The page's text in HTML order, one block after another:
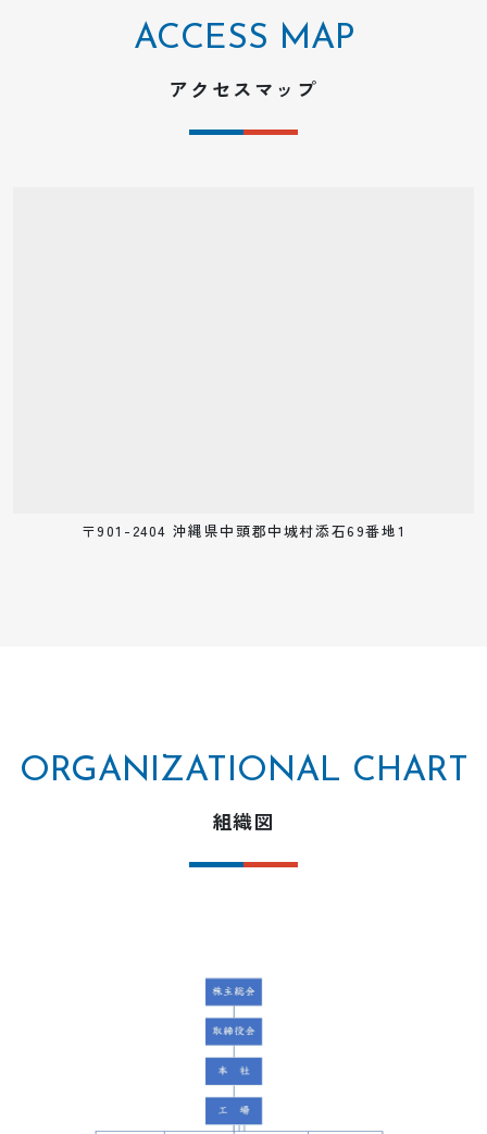
ACCESS MAP
アクセスマップ
〒901-2404 沖縄県中頭郡中城村添石69番地1
ORGANIZATIONAL CHART
組織図